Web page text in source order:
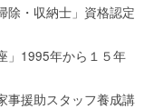
除・収納士」資格認定
」1995年から１５年
事援助スタッフ養成講